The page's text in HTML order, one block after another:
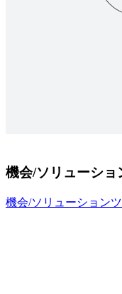
機会/ソリューショ
機会/ソリューション